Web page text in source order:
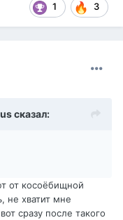
1 3
сказал:
от косоёбищной
не хватит мне
сразу после такого